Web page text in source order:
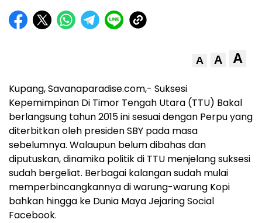
A A A
Kupang, Savanaparadise.com,- Suksesi
Kepemimpinan Di Timor Tengah Utara (TTU) Bakal
berlangsung tahun 2015 ini sesuai dengan Perpu yang
diterbitkan oleh presiden SBY pada masa
sebelumnya. Walaupun belum dibahas dan
diputuskan, dinamika politik di TTU menjelang suksesi
sudah bergeliat. Berbagai kalangan sudah mulai
memperbincangkannya di warung-warung Kopi
bahkan hingga ke Dunia Maya Jejaring Social
Facebook.